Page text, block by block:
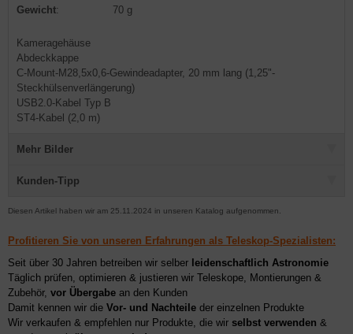
Gewicht: 70 g
Kameragehäuse
Abdeckkappe
C-Mount-M28,5x0,6-Gewindeadapter, 20 mm lang (1,25"-
Steckhülsenverlängerung)
USB2.0-Kabel Typ B
ST4-Kabel (2,0 m)
Mehr Bilder
Kunden-Tipp
Diesen Artikel haben wir am 25.11.2024 in unseren Katalog aufgenommen.
Profitieren Sie von unseren Erfahrungen als Teleskop-Spezialisten:
Seit über 30 Jahren betreiben wir selber leidenschaftlich Astronomie
Täglich prüfen, optimieren & justieren wir Teleskope, Montierungen &
Zubehör, vor Übergabe an den Kunden
Damit kennen wir die Vor- und Nachteile der einzelnen Produkte
Wir verkaufen & empfehlen nur Produkte, die wir selbst verwenden &